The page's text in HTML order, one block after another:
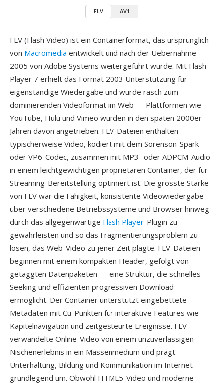
FLV AV1
FLV (Flash Video) ist ein Containerformat, das ursprünglich
von Macromedia entwickelt und nach der Uebernahme
2005 von Adobe Systems weitergeführt wurde. Mit Flash
Player 7 erhielt das Format 2003 Unterstützung für
eigenständige Wiedergabe und wurde rasch zum
dominierenden Videoformat im Web — Plattformen wie
YouTube, Hulu und Vimeo wurden in den späten 2000er
Jahren davon angetrieben. FLV-Dateien enthalten
typischerweise Video, kodiert mit dem Sorenson-Spark-
oder VP6-Codec, zusammen mit MP3- oder ADPCM-Audio
in einem leichtgewichtigen proprietären Container, der für
Streaming-Bereitstellung optimiert ist. Die grösste Stärke
von FLV war die Fähigkeit, konsistente Videowiedergabe
über verschiedene Betriebssysteme und Browser hinweg
durch das allgegenwärtige Flash Player-Plugin zu
gewährleisten und so das Fragmentierungsproblem zu
lösen, das Web-Video zu jener Zeit plagte. FLV-Dateien
beginnen mit einem kompakten Header, gefolgt von
getaggten Datenpaketen — eine Struktur, die schnelles
Seeking und effizienten progressiven Download
ermöglicht. Der Container unterstützt eingebettete
Metadaten mit Cü-Punkten für interaktive Features wie
Kapitelnavigation und zeitgesteürte Ereignisse. FLV
verwandelte Online-Video von einem unzuverlässigen
Nischenerlebnis in ein Massenmedium und prägt
Unterhaltung, Bildung und Kommunikation im Internet
grundlegend um. Obwohl HTML5-Video und moderne